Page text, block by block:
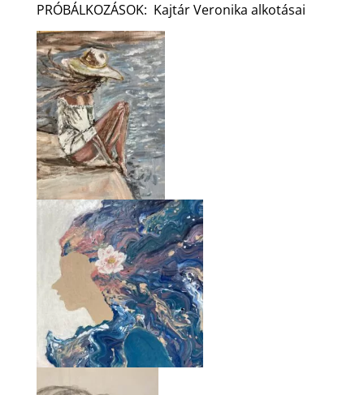
PRÓBÁLKOZÁSOK: Kajtár Veronika alkotásai